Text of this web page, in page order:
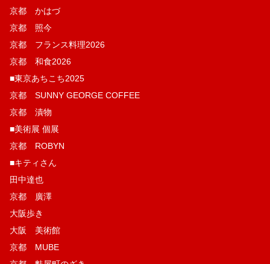
京都 かはづ
京都 照今
京都 フランス料理2026
京都 和食2026
■東京あちこち2025
京都 SUNNY GEORGE COFFEE
京都 漬物
■美術展 個展
京都 ROBYN
■キティさん
田中達也
京都 廣澤
大阪歩き
大阪 美術館
京都 MUBE